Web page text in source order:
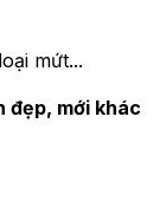
mứt...
đẹp, mới khác